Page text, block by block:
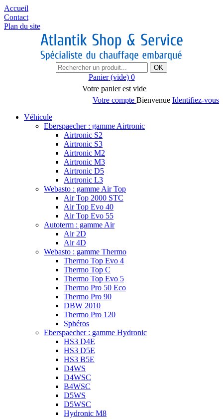
Accueil
Contact
Plan du site
OK
Panier (vide) 0
Votre panier est vide
Votre compte Bienvenue Identifiez-vous
Véhicule
Eberspaecher : gamme Airtronic
Airtronic S2
Airtronic S3
Airtronic M2
Airtronic M3
Airtronic D5
Airtronic L3
Webasto : gamme Air Top
Air Top 2000 STC
Air Top Evo 40
Air Top Evo 55
Autoterm : gamme Air
Air 2D
Air 4D
Webasto : gamme Thermo
Thermo Top Evo 4
Thermo Top C
Thermo Top Evo 5
Thermo Pro 50 Eco
Thermo Pro 90
DBW 2010
Thermo Pro 120
Sphéros
Eberspaecher : gamme Hydronic
HS3 D4E
HS3 D5E
HS3 B5E
D4WS
D4WSC
B4WSC
D5WS
D5WSC
Hydronic M8